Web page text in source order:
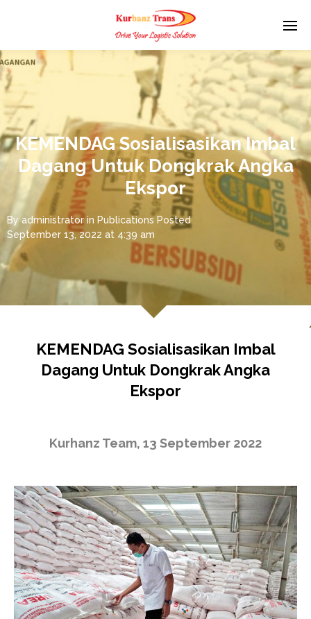
KEMENDAG Sosialisasikan Imbal
Dagang Untuk Dongkrak Angka
Ekspor
By administrator in Publications Posted
September 13, 2022 at 4:39 am
KEMENDAG Sosialisasikan Imbal
Dagang Untuk Dongkrak Angka
Ekspor
Kurhanz Team, 13 September 2022